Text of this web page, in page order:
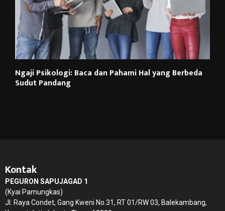
Ngaji Psikologi: Baca dan Pahami Hal yang Berbeda
Sudut Pandang
Kontak
PEGURON SAPUJAGAD 1
(Kyai Pamungkas)
Jl. Raya Condet, Gang Kweni No.31, RT 01/RW 03, Balekambang,